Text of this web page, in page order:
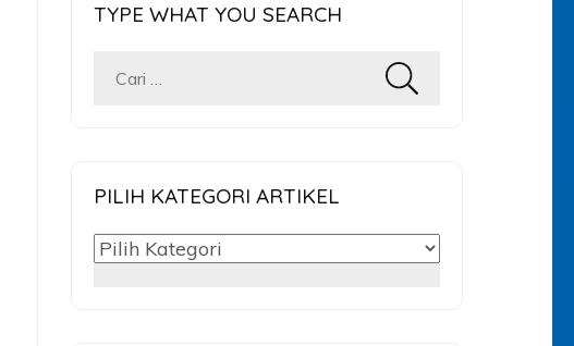
TYPE WHAT YOU SEARCH
Cari
PILIH KATEGORI ARTIKEL
PILIH